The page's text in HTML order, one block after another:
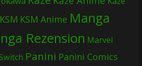
KSM KSM Anime Manga
Rezension Marvel
Panini Panini Comics